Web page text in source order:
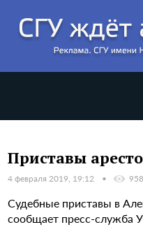
Приставы
4 февраля 2019, 19:12 958
Судебные приставы в
сообщает пресс-служба